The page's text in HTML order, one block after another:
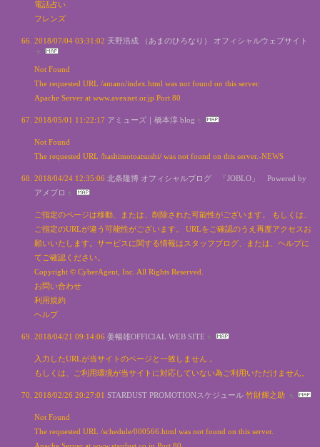
電話占い
フレンズ
2018/07/04 03:31:02 天野浩成 （あまのひろなり） オフィシャルウェブサイト
Not Found
The requested URL /amano/index.html was not found on this server.
Apache Server at www.avexnet.or.jp Port 80
2018/05/01 11:22:17 アミューズ｜橋本淳 blog
Not Found
The requested URL /hashimotoatsushi/ was not found on this server.-NEWS
2018/04/24 12:35:06 北条隆博 オフィシャルブログ 「JOBLO」 Powered by
アメブロ
ご指定のページは移動、または、削除された可能性がございます。 もしくは、
ご指定のURLが違う可能性がございます。 URLをご確認のうえ再度アクセスお
願いいたします。サービスに関する情報はスタッフブログ、または、ヘルプに
てご確認ください。
Copyright © CyberAgent, Inc. All Rights Reserved.
お問い合わせ
利用規約
ヘルプ
2018/04/21 09:14:06 姜暢雄OFFICIAL WEB SITE
入力したURLが当サイトのページと一致しません 。
もしくは、ご利用環境が当サイトに対応していない為ご利用いただけません。
2018/02/26 20:27:01 STARDUST PROMOTIONスケジュール 竹財輝之助
Not Found
The requested URL /schedule/000566.html was not found on this server.